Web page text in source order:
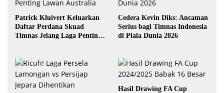
Patrick Kluivert Keluarkan
Daftar Perdana Skuad
Timnas Jelang Laga Penting
Cedera Kevin Diks: Ancaman
Serius bagi Timnas Indonesia
di Piala Dunia 2026
Hasil Drawing FA Cup